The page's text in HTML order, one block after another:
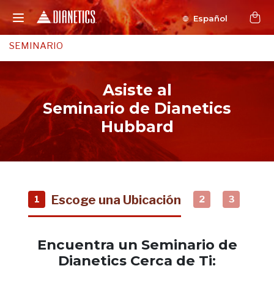
Español
SEMINARIO
Asiste al
Seminario de Dianetics
Hubbard
1 Escoge una Ubicación 2 3
Encuentra un Seminario de
Dianetics Cerca de Ti: